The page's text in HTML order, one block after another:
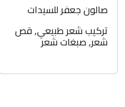
صالون جعفر للسيدات
تركيب شعر طبيعي,قص
شعر,صبغات شعر